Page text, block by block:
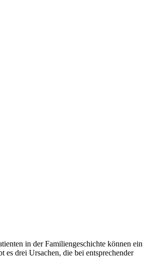
in der Familiengeschichte können ein
drei Ursachen, die bei entsprechender